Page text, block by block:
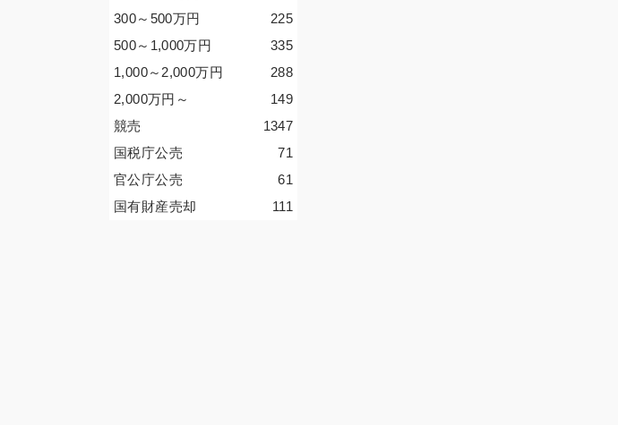
225
300～500万円
335
500～1,000万円
288
1,000～2,000万円
149
2,000万円 ～
1347
競売
71
国税庁公売
61
官公庁公売
111
国有財産売却